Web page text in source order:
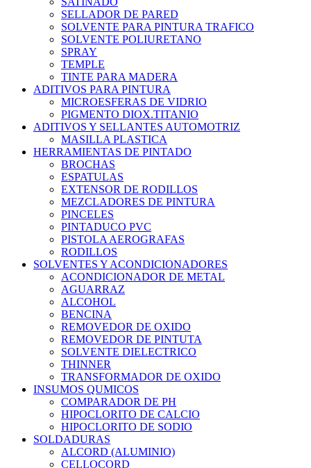
SELLADOR DE PARED
SOLVENTE PARA PINTURA TRAFICO
SOLVENTE POLIURETANO
SPRAY
TEMPLE
TINTE PARA MADERA
ADITIVOS PARA PINTURA
MICROESFERAS DE VIDRIO
PIGMENTO DIOX.TITANIO
ADITIVOS Y SELLANTES AUTOMOTRIZ
MASILLA PLASTICA
HERRAMIENTAS DE PINTADO
BROCHAS
ESPATULAS
EXTENSOR DE RODILLOS
MEZCLADORES DE PINTURA
PINCELES
PINTADUCO PVC
PISTOLA AEROGRAFAS
RODILLOS
SOLVENTES Y ACONDICIONADORES
ACONDICIONADOR DE METAL
AGUARRAZ
ALCOHOL
BENCINA
REMOVEDOR DE OXIDO
REMOVEDOR DE PINTUTA
SOLVENTE DIELECTRICO
THINNER
TRANSFORMADOR DE OXIDO
INSUMOS QUMICOS
COMPARADOR DE PH
HIPOCLORITO DE CALCIO
HIPOCLORITO DE SODIO
SOLDADURAS
ALCORD (ALUMINIO)
CELLOCORD